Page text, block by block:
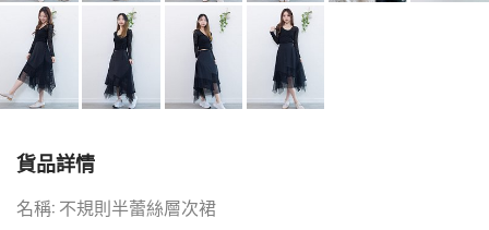
貨品詳情
名稱: 不規則半蕾絲層次裙